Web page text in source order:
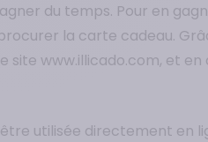
du temps. Pour en
la carte cadeau.
www.illicado.com, et
utilisée directement en